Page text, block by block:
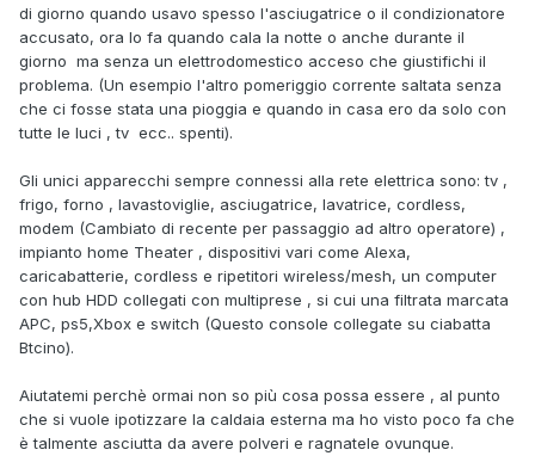
di giorno quando usavo spesso l'asciugatrice o il condizionatore
accusato, ora lo fa quando cala la notte o anche durante il
giorno ma senza un elettrodomestico acceso che giustifichi il
problema. (Un esempio l'altro pomeriggio corrente saltata senza
che ci fosse stata una pioggia e quando in casa ero da solo con
tutte le luci , tv ecc.. spenti).
Gli unici apparecchi sempre connessi alla rete elettrica sono: tv ,
frigo, forno , lavastoviglie, asciugatrice, lavatrice, cordless,
modem (Cambiato di recente per passaggio ad altro operatore) ,
impianto home Theater , dispositivi vari come Alexa,
caricabatterie, cordless e ripetitori wireless/mesh, un computer
con hub HDD collegati con multiprese , si cui una filtrata marcata
APC, ps5,Xbox e switch (Questo console collegate su ciabatta
Btcino).
Aiutatemi perchè ormai non so più cosa possa essere , al punto
che si vuole ipotizzare la caldaia esterna ma ho visto poco fa che
è talmente asciutta da avere polveri e ragnatele ovunque.